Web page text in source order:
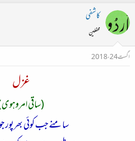
کاشفی
محفلین
اگست 24، 2018
غزل
(ساقی
سامنے جب کوئی بھرپور